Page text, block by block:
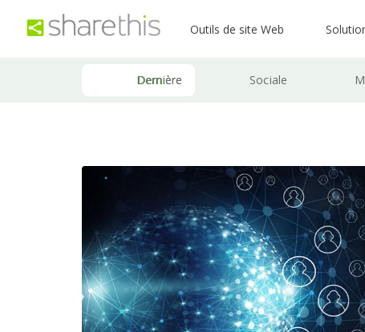
Outils de site Web
Dernière Sociale